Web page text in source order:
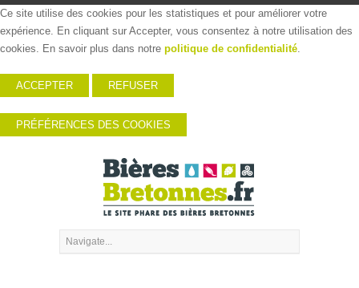
Ce site utilise des cookies pour les statistiques et pour améliorer votre
expérience. En cliquant sur Accepter, vous consentez à notre utilisation des
cookies. En savoir plus dans notre politique de confidentialité.
ACCEPTER REFUSER
PRÉFÉRENCES DES COOKIES